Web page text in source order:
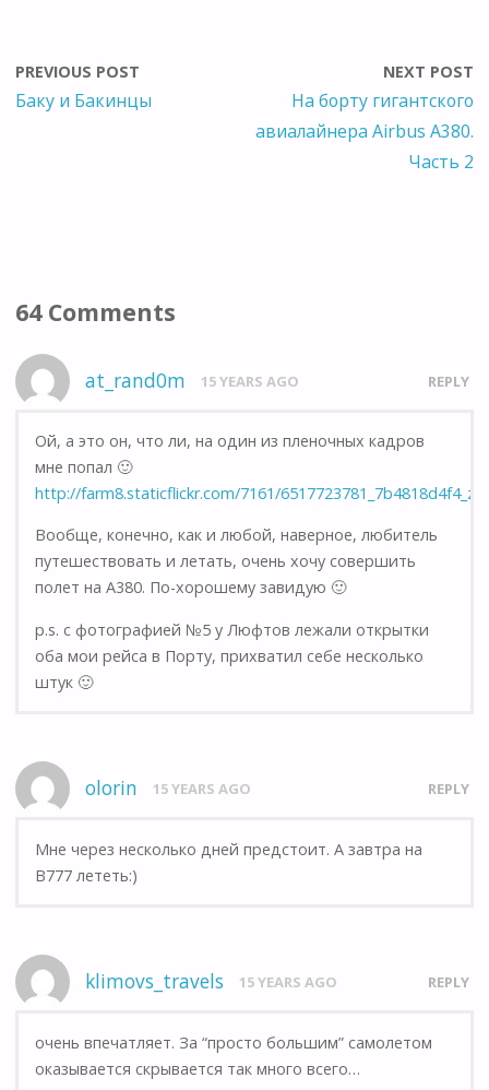
PREVIOUS POST
Баку и Бакинцы
NEXT POST
На борту гигантского
авиалайнера Airbus A380.
Часть 2
64 Comments
at_rand0m 15 YEARS AGO REPLY
Ой, а это он, что ли, на один из пленочных кадров
мне попал 🙂
http://farm8.staticflickr.com/7161/
Вообще, конечно, как и любой, наверное, любитель
путешествовать и летать, очень хочу совершить
полет на А380. По-хорошему завидую 🙂
p.s. с фотографией №5 у Люфтов лежали открытки
оба мои рейса в Порту, прихватил себе несколько
штук 🙂
olorin 15 YEARS AGO REPLY
Мне через несколько дней предстоит. А завтра на
B777 лететь:)
klimovs_travels 15 YEARS AGO REPLY
очень впечатляет. За “просто большим” самолетом
оказывается скрывается так много всего…